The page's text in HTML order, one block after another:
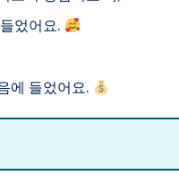
었어요.
에 들었어요.